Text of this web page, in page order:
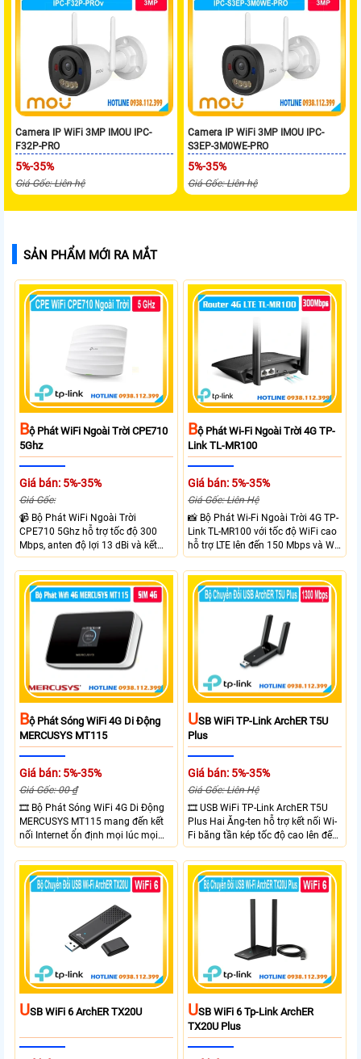
Camera IP WiFi 3MP IMOU IPC-
F32P-PRO
5%-35%
Giá Gốc: Liên hệ
Camera IP WiFi 3MP IMOU IPC-
S3EP-3M0WE-PRO
5%-35%
Giá Gốc: Liên hệ
SẢN PHẨM MỚI RA MẮT
BỘ Phát WiFi Ngoài Trời CPE710
5Ghz
Giá bán: 5%-35%
Giá Gốc:
📹 Bộ Phát WiFi Ngoài Trời
CPE710 5Ghz hỗ trợ tốc độ 300
Mbps, anten độ lợi 13 dBi và kết
nối đường dài trên 10 km trong
điều kiện phù hợp. Trang bị cổng
Ethernet Shielded 10/100 Mbps, hỗ
trợ PoE Passive, MAXtream TDMA,
quản lý tập trung và phân tích
quang phổ. Chuẩn IPX5 giúp tăng
khả năng chống chịu thời tiết.
BỘ Phát Wi-Fi Ngoài Trời 4G TP-
Link TL-MR100
Giá bán: 5%-35%
Giá Gốc: Liên Hệ
📸 Bộ Phát Wi-Fi Ngoài Trời 4G TP-
Link TL-MR100 với tốc độ WiFi cao
hỗ trợ LTE lên đến 150 Mbps và Wi-
Fi 2.4 GHz lên đến 300 Mbps với
thiết kế với vỏ chống chịu thời tiết
chuẩn IP65, chống sét ±6kV và
chống tĩnh điện ±15kV
BỘ Phát Sóng WiFi 4G Di Động
MERCUSYS MT115
Giá bán: 5%-35%
Giá Gốc: 00 ₫
🎞 Bộ Phát Sóng WiFi 4G Di Động
MERCUSYS MT115 mang đến kết
nối Internet ổn định mọi lúc mọi
nơi với tốc độ 4G LTE tải xuống lên
đến 150Mbps. Chuẩn WiFi 6
AX300, pin 2400mAh hoạt động
đến 10 giờ và khả năng kết nối
USB WiFi TP-Link ArchER T5U
Plus
Giá bán: 5%-35%
Giá Gốc: Liên Hệ
🎞 USB WiFi TP-Link ArchER T5U
Plus Hai Ăng-ten hỗ trợ kết nối Wi-
Fi băng tần kép tốc độ cao lên đến
1300 Mbps. Hai ăng-ten ngoài kết
hợp công nghệ Beamforming giúp
tăng cường tín hiệu và vùng phủ
sóng. USB 3.0 cho tốc độ truyền dữ
và cài đặt dễ dàng không cần đĩa
tư
USB WiFi 6 ArchER TX20U USB WiFi 6 Tp-Link ArchER
TX20U Plus